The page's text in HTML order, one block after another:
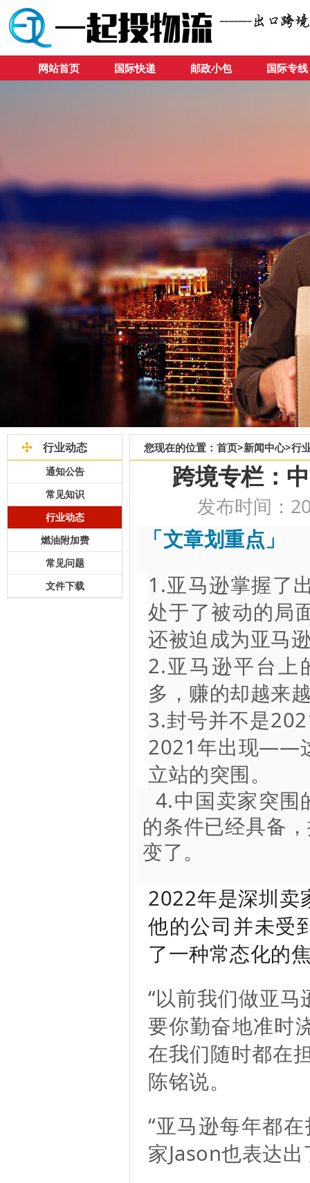
网站首页 国际快递 邮政小包 国际专线
行业动态
通知公告
常见知识
行业动态
燃油附加费
常见问题
文件下载
您现在的位置： 首页>新闻中心>行
跨境专栏：
发布时间：
「文章划重点」
1.亚马逊掌握了
处于了被动的局
还被迫成为亚马
2.亚马逊平台上
多，赚的却越来
3.封号并不是
2021年出现——
立站的突围。
4.中国卖家突围
的条件已经具备
变了。
2022年是深圳卖
他的公司并未受
了一种常态化的
“以前我们做亚
要你勤奋地准时
在我们随时都在
陈铭说。
“亚马逊每年都
家Jason也表达